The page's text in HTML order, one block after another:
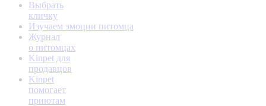
Выбрать
кличку
Изучаем эмоции питомца
Журнал
о питомцах
Kinpet для
продавцов
Kinpet
помогает
приютам